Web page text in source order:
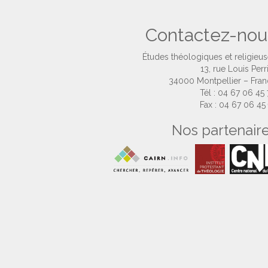
Contactez-
Études théologiques et
13, rue Louis
34000 Montpellier –
Tél : 04 67 06 45
Fax : 04 67 06 45
Nos